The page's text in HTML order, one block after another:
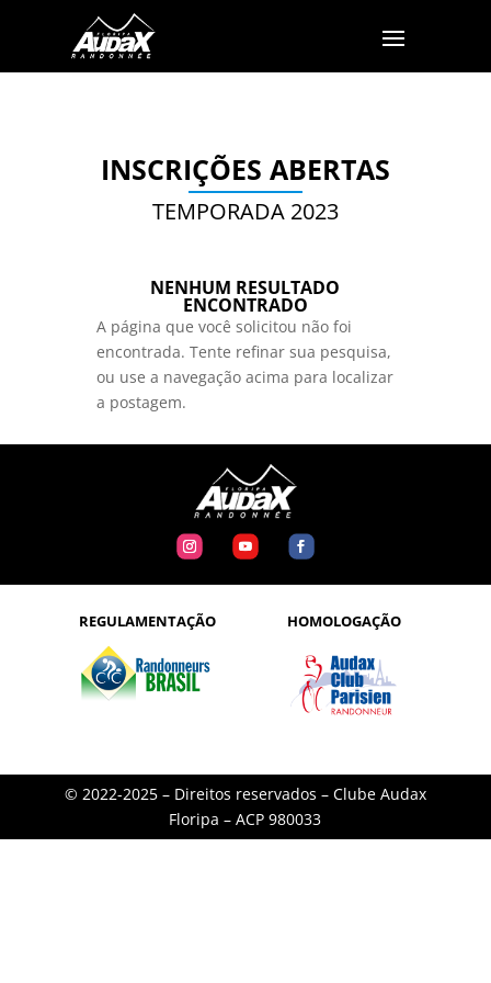
INSCRIÇÕES ABERTAS
TEMPORADA 2023
NENHUM RESULTADO
ENCONTRADO
A página que você solicitou não foi
encontrada. Tente refinar sua pesquisa,
ou use a navegação acima para localizar
a postagem.
REGULAMENTAÇÃO HOMOLOGAÇÃO
© 2022-2025 – Direitos reservados – Clube Audax
Floripa – ACP 980033